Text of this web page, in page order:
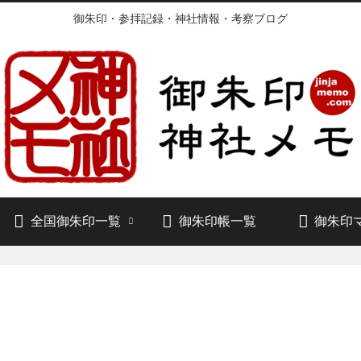
御朱印・参拝記録・神社情報・考察ブログ
全国御朱印一覧 御朱印帳一覧 御朱印